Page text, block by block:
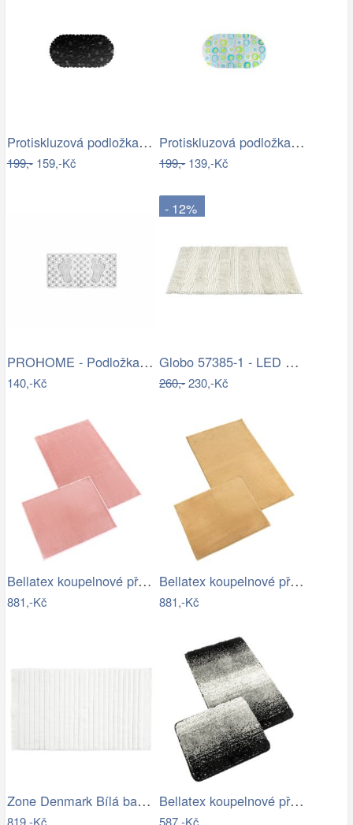
Protiskluzová podložka do koupelny…
199,-159,-Kč
Protiskluzová podložka do koupelny…
199,-139,-Kč
PROHOME - Podložka do vany 66x35cm
140,-Kč
- 12%
Globo 57385-1 - LED Nástěnné bodové…
260,-230,-Kč
Bellatex koupelnové předložky BANYGOLD…
881,-Kč
Bellatex koupelnové předložky BANYGOLD…
881,-Kč
Zone Denmark Bílá bavlněná koupelnová…
819,-Kč
Bellatex koupelnové předložky…
587,-Kč